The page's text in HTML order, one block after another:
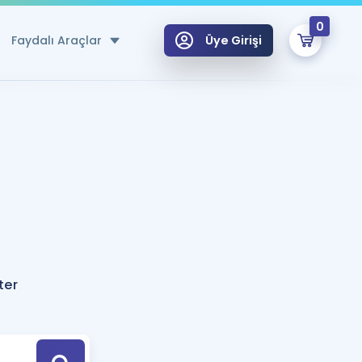
Faydalı Araçlar
Hesaplama Aracı
için Öneriler
Tek Takvimde
Üye Girişi
0